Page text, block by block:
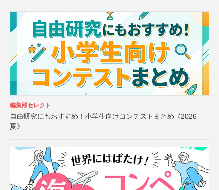
編集部セレクト
自由研究にもおすすめ！小学生向けコンテストまとめ《2026
夏》